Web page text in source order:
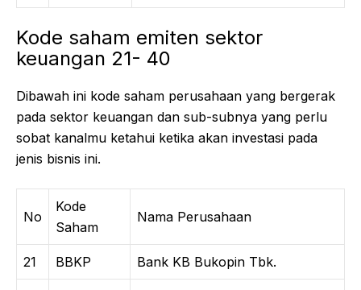
Kode saham emiten sektor
keuangan 21- 40
Dibawah ini kode saham perusahaan yang bergerak
pada sektor keuangan dan sub-subnya yang perlu
sobat kanalmu ketahui ketika akan investasi pada
jenis bisnis ini.
No
Kode
Saham
Nama Perusahaan
21 BBKP Bank KB Bukopin Tbk.